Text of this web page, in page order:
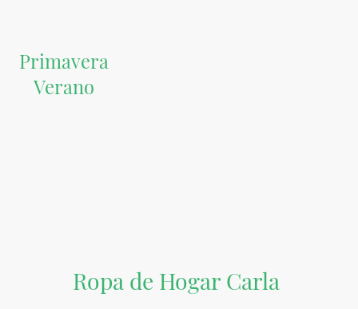
Primavera
Verano
Ropa de Hogar Carla